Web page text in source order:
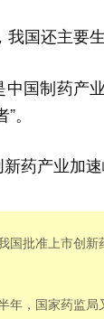
我国还主要
中国制药产
。
新药产业加
国批准上市创新
年，国家药监